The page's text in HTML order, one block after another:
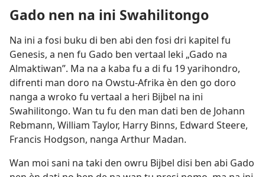
Gado nen na ini Swahilitongo
Na ini a fosi buku di ben abi den fosi dri kapitel fu
Genesis, a nen fu Gado ben vertaal leki „Gado na
Almaktiwan”. Ma na a kaba fu a di fu 19 yarihondro,
difrenti man doro na Owstu-Afrika èn den go doro
nanga a wroko fu vertaal a heri Bijbel na ini
Swahilitongo. Wan tu fu den man dati ben de Johann
Rebmann, William Taylor, Harry Binns, Edward Steere,
Francis Hodgson, nanga Arthur Madan.
Wan moi sani na taki den owru Bijbel disi ben abi Gado